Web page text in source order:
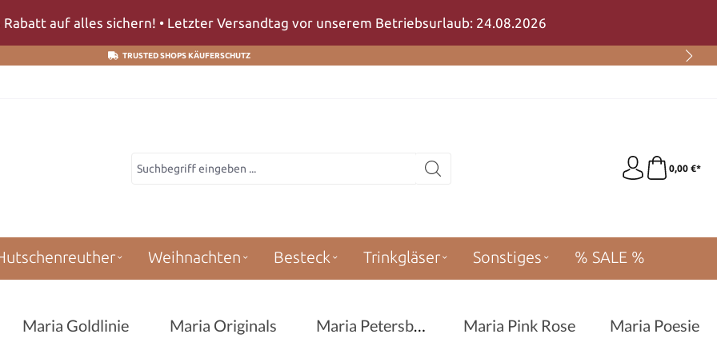
auf alles sichern! • Letzter Versandtag vor unserem Betriebsurlaub: 24.08.2026
TRUSTED SHOPS KÄUFERSCHUTZ
0,00 €*
Weihnachten Besteck Trinkgläser Sonstiges % SALE %
Maria Goldlinie Maria Originals Maria Petersburg Maria Pink Rose Maria Poesie